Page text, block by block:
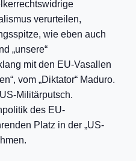
verurteilen,
wie eben auch
„unsere“
mit den EU-Vasallen
vom „Diktator“ Maduro.
Militärputsch.
des EU-
Platz in der „US-